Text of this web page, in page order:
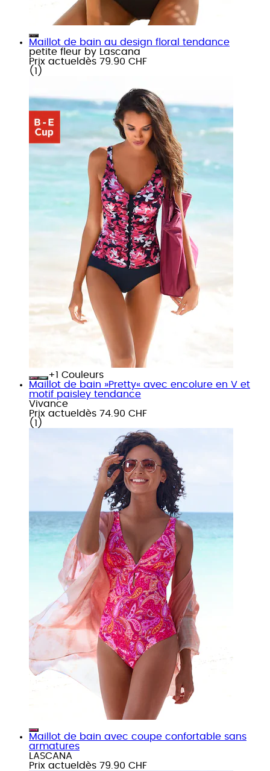
Maillot de bain au design floral tendance
petite fleur by Lascana
Prix actuel dès 79.90 CHF
( 1 )
+
Couleurs
Maillot de bain »Pretty« avec encolure en V et
motif paisley tendance
Vivance
Prix actuel dès 74.90 CHF
( 1 )
Maillot de bain avec coupe confortable sans
armatures
LASCANA
Prix actuel dès 79.90 CHF